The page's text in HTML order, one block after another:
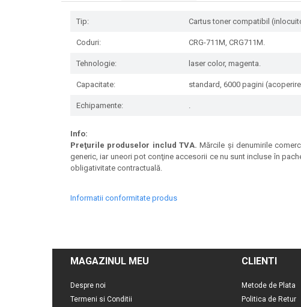
Tip: Cartus toner compatibil
Coduri: CRG-711M, CRG711M.
Tehnologie: laser color, magenta.
Capacitate: standard, 6000 pagini
Echipamente: .
Info:
Preţurile produselor includ TVA. Mărcile şi denumirile
generic, iar uneori pot conţine accesorii ce nu sunt incluse în
obligativitate contractuală.
Informatii conformitate produs
MAGAZINUL MEU
Despre noi
Termeni si Conditii
CLIENTI
Metode de Plata
Politica de Retur